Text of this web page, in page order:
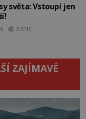
Vstoupí jen
3.5TIS
ZAJÍMAVÉ